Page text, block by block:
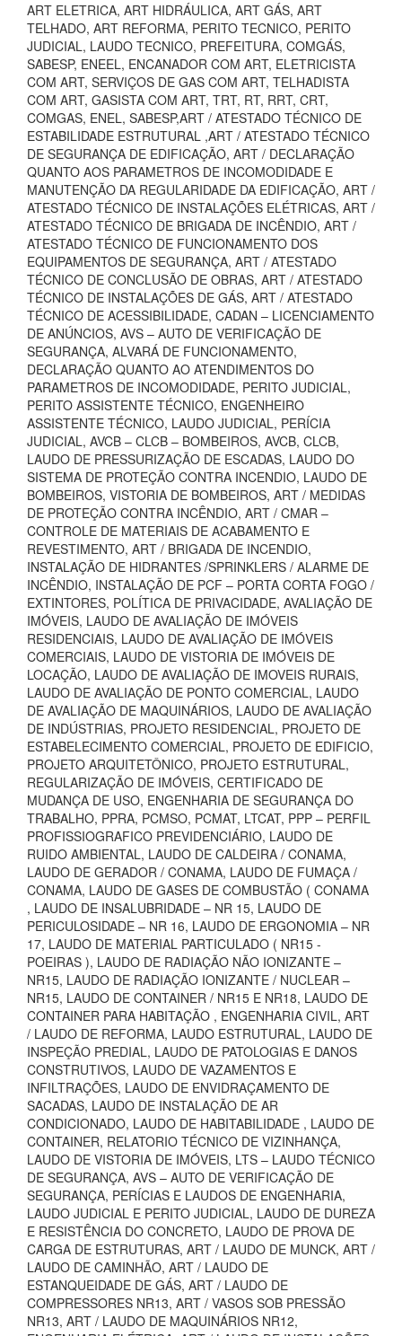
ART ELETRICA, ART HIDRÁULICA, ART GÁS, ART
TELHADO, ART REFORMA, PERITO TECNICO, PERITO
JUDICIAL, LAUDO TECNICO, PREFEITURA, COMGÁS,
SABESP, ENEEL, ENCANADOR COM ART, ELETRICISTA
COM ART, SERVIÇOS DE GAS COM ART, TELHADISTA
COM ART, GASISTA COM ART, TRT, RT, RRT, CRT,
COMGAS, ENEL, SABESP,ART / ATESTADO TÉCNICO DE
ESTABILIDADE ESTRUTURAL ,ART / ATESTADO TÉCNICO
DE SEGURANÇA DE EDIFICAÇÃO, ART / DECLARAÇÃO
QUANTO AOS PARAMETROS DE INCOMODIDADE E
MANUTENÇÃO DA REGULARIDADE DA EDIFICAÇÃO, ART /
ATESTADO TÉCNICO DE INSTALAÇÕES ELÉTRICAS, ART /
ATESTADO TÉCNICO DE BRIGADA DE INCÊNDIO, ART /
ATESTADO TÉCNICO DE FUNCIONAMENTO DOS
EQUIPAMENTOS DE SEGURANÇA, ART / ATESTADO
TÉCNICO DE CONCLUSÃO DE OBRAS, ART / ATESTADO
TÉCNICO DE INSTALAÇÕES DE GÁS, ART / ATESTADO
TÉCNICO DE ACESSIBILIDADE, CADAN – LICENCIAMENTO
DE ANÚNCIOS, AVS – AUTO DE VERIFICAÇÃO DE
SEGURANÇA, ALVARÁ DE FUNCIONAMENTO,
DECLARAÇÃO QUANTO AO ATENDIMENTOS DO
PARAMETROS DE INCOMODIDADE, PERITO JUDICIAL,
PERITO ASSISTENTE TÉCNICO, ENGENHEIRO
ASSISTENTE TÉCNICO, LAUDO JUDICIAL, PERÍCIA
JUDICIAL, AVCB – CLCB – BOMBEIROS, AVCB, CLCB,
LAUDO DE PRESSURIZAÇÃO DE ESCADAS, LAUDO DO
SISTEMA DE PROTEÇÃO CONTRA INCENDIO, LAUDO DE
BOMBEIROS, VISTORIA DE BOMBEIROS, ART / MEDIDAS
DE PROTEÇÃO CONTRA INCÊNDIO, ART / CMAR –
CONTROLE DE MATERIAIS DE ACABAMENTO E
REVESTIMENTO, ART / BRIGADA DE INCENDIO,
INSTALAÇÃO DE HIDRANTES /SPRINKLERS / ALARME DE
INCÊNDIO, INSTALAÇÃO DE PCF – PORTA CORTA FOGO /
EXTINTORES, POLÍTICA DE PRIVACIDADE, AVALIAÇÃO DE
IMÓVEIS, LAUDO DE AVALIAÇÃO DE IMÓVEIS
RESIDENCIAIS, LAUDO DE AVALIAÇÃO DE IMÓVEIS
COMERCIAIS, LAUDO DE VISTORIA DE IMÓVEIS DE
LOCAÇÃO, LAUDO DE AVALIAÇÃO DE IMOVEIS RURAIS,
LAUDO DE AVALIAÇÃO DE PONTO COMERCIAL, LAUDO
DE AVALIAÇÃO DE MAQUINÁRIOS, LAUDO DE AVALIAÇÃO
DE INDÚSTRIAS, PROJETO RESIDENCIAL, PROJETO DE
ESTABELECIMENTO COMERCIAL, PROJETO DE EDIFICIO,
PROJETO ARQUITETÔNICO, PROJETO ESTRUTURAL,
REGULARIZAÇÃO DE IMÓVEIS, CERTIFICADO DE
MUDANÇA DE USO, ENGENHARIA DE SEGURANÇA DO
TRABALHO, PPRA, PCMSO, PCMAT, LTCAT, PPP – PERFIL
PROFISSIOGRAFICO PREVIDENCIÁRIO, LAUDO DE
RUIDO AMBIENTAL, LAUDO DE CALDEIRA / CONAMA,
LAUDO DE GERADOR / CONAMA, LAUDO DE FUMAÇA /
CONAMA, LAUDO DE GASES DE COMBUSTÃO ( CONAMA
, LAUDO DE INSALUBRIDADE – NR 15, LAUDO DE
PERICULOSIDADE – NR 16, LAUDO DE ERGONOMIA – NR
17, LAUDO DE MATERIAL PARTICULADO ( NR15 -
POEIRAS ), LAUDO DE RADIAÇÃO NÃO IONIZANTE –
NR15, LAUDO DE RADIAÇÃO IONIZANTE / NUCLEAR –
NR15, LAUDO DE CONTAINER / NR15 E NR18, LAUDO DE
CONTAINER PARA HABITAÇÃO , ENGENHARIA CIVIL, ART
/ LAUDO DE REFORMA, LAUDO ESTRUTURAL, LAUDO DE
INSPEÇÃO PREDIAL, LAUDO DE PATOLOGIAS E DANOS
CONSTRUTIVOS, LAUDO DE VAZAMENTOS E
INFILTRAÇÕES, LAUDO DE ENVIDRAÇAMENTO DE
SACADAS, LAUDO DE INSTALAÇÃO DE AR
CONDICIONADO, LAUDO DE HABITABILIDADE , LAUDO DE
CONTAINER, RELATORIO TÉCNICO DE VIZINHANÇA,
LAUDO DE VISTORIA DE IMÓVEIS, LTS – LAUDO TÉCNICO
DE SEGURANÇA, AVS – AUTO DE VERIFICAÇÃO DE
SEGURANÇA, PERÍCIAS E LAUDOS DE ENGENHARIA,
LAUDO JUDICIAL E PERITO JUDICIAL, LAUDO DE DUREZA
E RESISTÊNCIA DO CONCRETO, LAUDO DE PROVA DE
CARGA DE ESTRUTURAS, ART / LAUDO DE MUNCK, ART /
LAUDO DE CAMINHÃO, ART / LAUDO DE
ESTANQUEIDADE DE GÁS, ART / LAUDO DE
COMPRESSORES NR13, ART / VASOS SOB PRESSÃO
NR13, ART / LAUDO DE MAQUINÁRIOS NR12,